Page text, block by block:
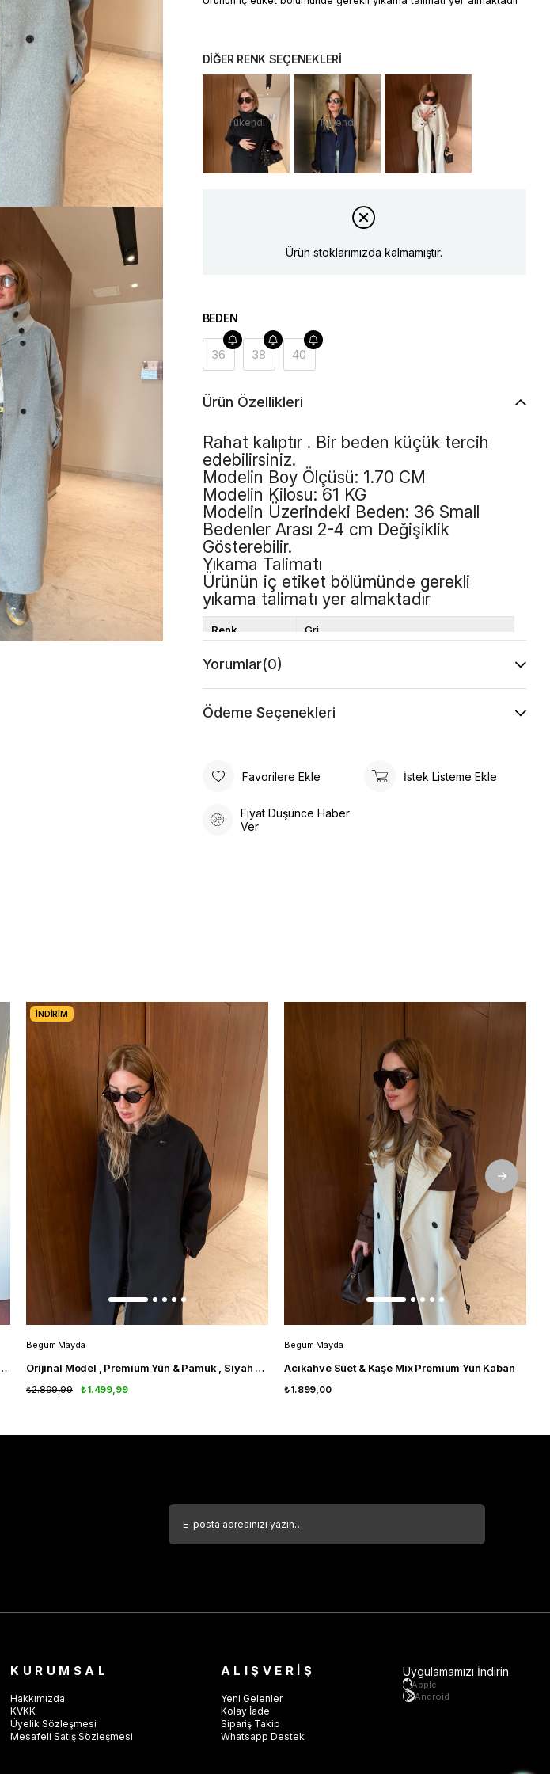
DİĞER RENK SEÇENEKLERİ
Tükendi Tükendi
Ürün stoklarımızda kalmamıştır.
BEDEN
36 38 40
Ürün Özellikleri
Rahat kalıptır . Bir beden küçük tercih
edebilirsiniz.
Modelin Boy Ölçüsü: 1.70 CM
Modelin Kilosu: 61 KG
Modelin Üzerindeki Beden: 36 Small
Bedenler Arası 2-4 cm Değişiklik
Gösterebilir.
Yıkama Talimatı
Ürünün iç etiket bölümünde gerekli
yıkama talimatı yer almaktadır
Renk Gri
Boy
Yorumlar(0)
Ödeme Seçenekleri
Favorilere Ekle İstek Listeme Ekle
Fiyat Düşünce Haber
Ver
Model Kadife Detaylı Yağlı Dokuda Haki Mont
Begüm Mayda
Orijinal Model , Premium Yün & Pamuk , Siyah Kaşe Palto
₺1.499,99
₺2.899,99
İNDIRIM
Begüm Mayda
Acıkahve Süet & Kaşe Mix Premium Yün Kaban
₺1.899,00
KURUMSAL
Hakkımızda
KVKK
Üyelik Sözleşmesi
Mesafeli Satış Sözleşmesi
ALIŞVERİŞ
Yeni Gelenler
Kolay İade
Sipariş Takip
Whatsapp Destek
Uygulamamızı İndirin
Apple
Android